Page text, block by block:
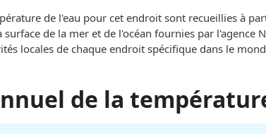
de l'eau pour cet endroit sont recueillies à
surface de la mer et de l'océan fournies par l'agence
locales de chaque endroit spécifique dans le
de la